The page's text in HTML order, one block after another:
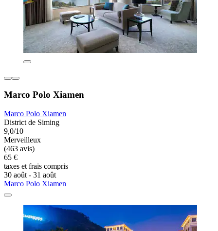
Marco Polo Xiamen
Marco Polo Xiamen
District de Siming
9,0/10
Merveilleux
(463 avis)
65 €
taxes et frais compris
30 août - 31 août
Marco Polo Xiamen